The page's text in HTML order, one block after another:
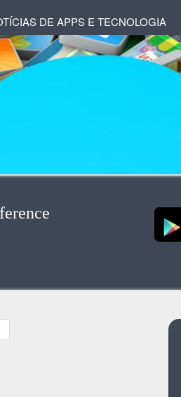
DE APPS E TECNOLOGIA